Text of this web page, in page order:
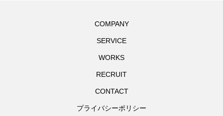
COMPANY
SERVICE
WORKS
RECRUIT
CONTACT
プライバシーポリシー